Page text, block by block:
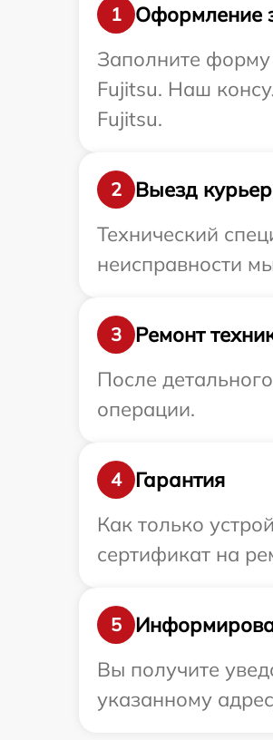
1
Оформление
Заполните форму
Fujitsu. Наш
Fujitsu.
2
Выезд
Технический
неисправности
3
Ремонт
После
операции.
4
Гарантия
Как только
сертификат на
5
Вы получите
указанному